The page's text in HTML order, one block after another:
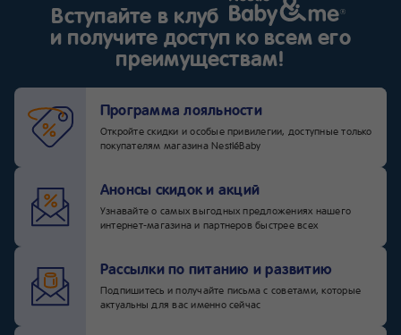
Вступайте в клуб
и получите доступ ко всем его
преимуществам!
Программа лояльности
Откройте скидки и особые привилегии, доступные только
покупателям магазина NestléBaby
Анонсы скидок и акций
Узнавайте о самых выгодных предложениях нашего
интернет-магазина и партнеров быстрее всех
Рассылки по питанию и развитию
Подпишитесь и получайте письма с советами, которые
актуальны для вас именно сейчас